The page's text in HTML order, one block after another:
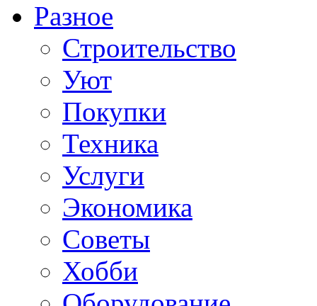
Разное
Строительство
Уют
Покупки
Техника
Услуги
Экономика
Советы
Хобби